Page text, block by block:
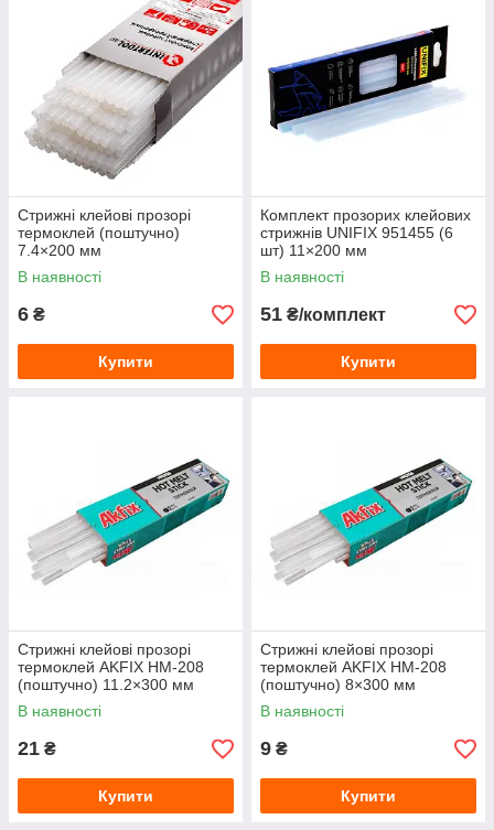
Стрижні клейові прозорі
термоклей (поштучно)
7.4×200 мм
В наявності
6 ₴
Купити
Комплект прозорих клейових
стрижнів UNIFIX 951455 (6
шт) 11×200 мм
В наявності
51 ₴/комплект
Купити
Стрижні клейові прозорі
термоклей AKFIX HM-208
(поштучно) 11.2×300 мм
В наявності
21 ₴
Купити
Стрижні клейові прозорі
термоклей AKFIX HM-208
(поштучно) 8×300 мм
В наявності
9 ₴
Купити